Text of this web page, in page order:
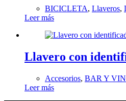
BICICLETA, Llaveros,
Leer más
Llavero con
Accesorios, BAR Y
Leer más